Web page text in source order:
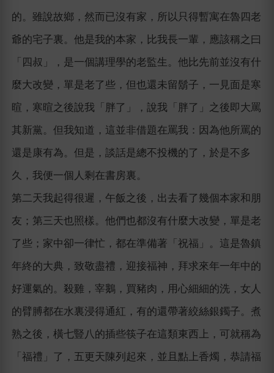
的。雖說故鄉，然而已沒有家，所以只得暫寓在魯四老
爺的宅子裏。他是我的本家，比我長一輩，應該稱之曰
「四叔」，是一個講理學的老監生。他比先前並沒有什
麼大改變，單是老了些，但也還未留鬍子，一見面是寒
暄，寒暄之後說我「胖了」，說我「胖了」之後即大罵
其新黨。但我知道，這並非借題在罵我：因為他所罵的
還是康有為。但是，談話是總不投機的了，於是不多
久，我便一個人剩在書房裏。
第二天我起得很遲，午飯之後，出去看了幾個本家和朋
友；第三天也照樣。他們也都沒有什麼大改變，單是老
了些；家中卻一律忙，都在準備著「祝福」。這是魯鎮
年終的大典，致敬盡禮，迎接福神，拜求來年一年中的
好運氣的。殺雞，宰鵝，買豬肉，用心細細的洗，女人
的臂膊都在水裏浸得通紅，有的還帶著絞絲銀鐲子。煮
熟之後，橫七豎八的插些筷子在這類東西上，可就稱為
「福禮」了，五更天陳列起來，並且點上香燭，恭請福